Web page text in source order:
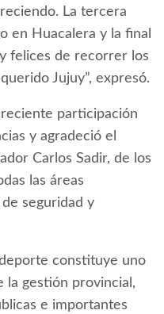
La tercera
en Huacalera y la final
felices de recorrer los
Jujuy”, expresó.
participación
y agradeció el
Carlos Sadir, de los
las áreas
seguridad y
constituye uno
la gestión provincial,
e importantes